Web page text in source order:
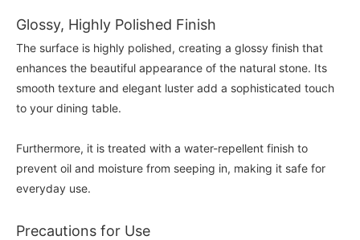
Glossy, Highly Polished Finish
The surface is highly polished, creating a glossy finish that
enhances the beautiful appearance of the natural stone. Its
smooth texture and elegant luster add a sophisticated touch
to your dining table.
Furthermore, it is treated with a water-repellent finish to
prevent oil and moisture from seeping in, making it safe for
everyday use.
Precautions for Use